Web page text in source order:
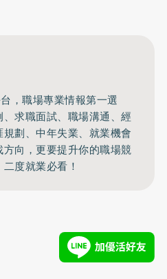
，職場專業情報第一選
求職面試、職場溝通、經
規劃、中年失業、就業機會
方向，更要提升你的職場競
度就業必看！